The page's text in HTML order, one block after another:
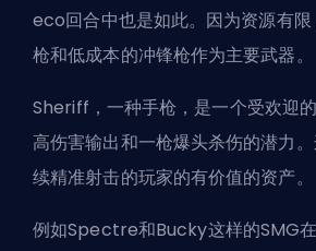
eco回合中也是如此。因为资源有
枪和低成本的冲锋枪作为主要武器。
Sheriff，一种手枪，是一个受欢迎
高伤害输出和一枪爆头杀伤的潜力
续精准射击的玩家的有价值的资产。
例如Spectre和Bucky这样的SMG